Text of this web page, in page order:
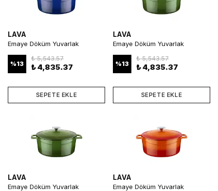
LAVA
Emaye Döküm Yuvarlak
%13
₺ 5,543.57
₺ 4,835.37
SEPETE EKLE
LAVA
Emaye Döküm Yuvarlak
%13
₺ 5,543.57
₺ 4,835.37
SEPETE EKLE
LAVA
Emaye Döküm Yuvarlak
LAVA
Emaye Döküm Yuvarlak